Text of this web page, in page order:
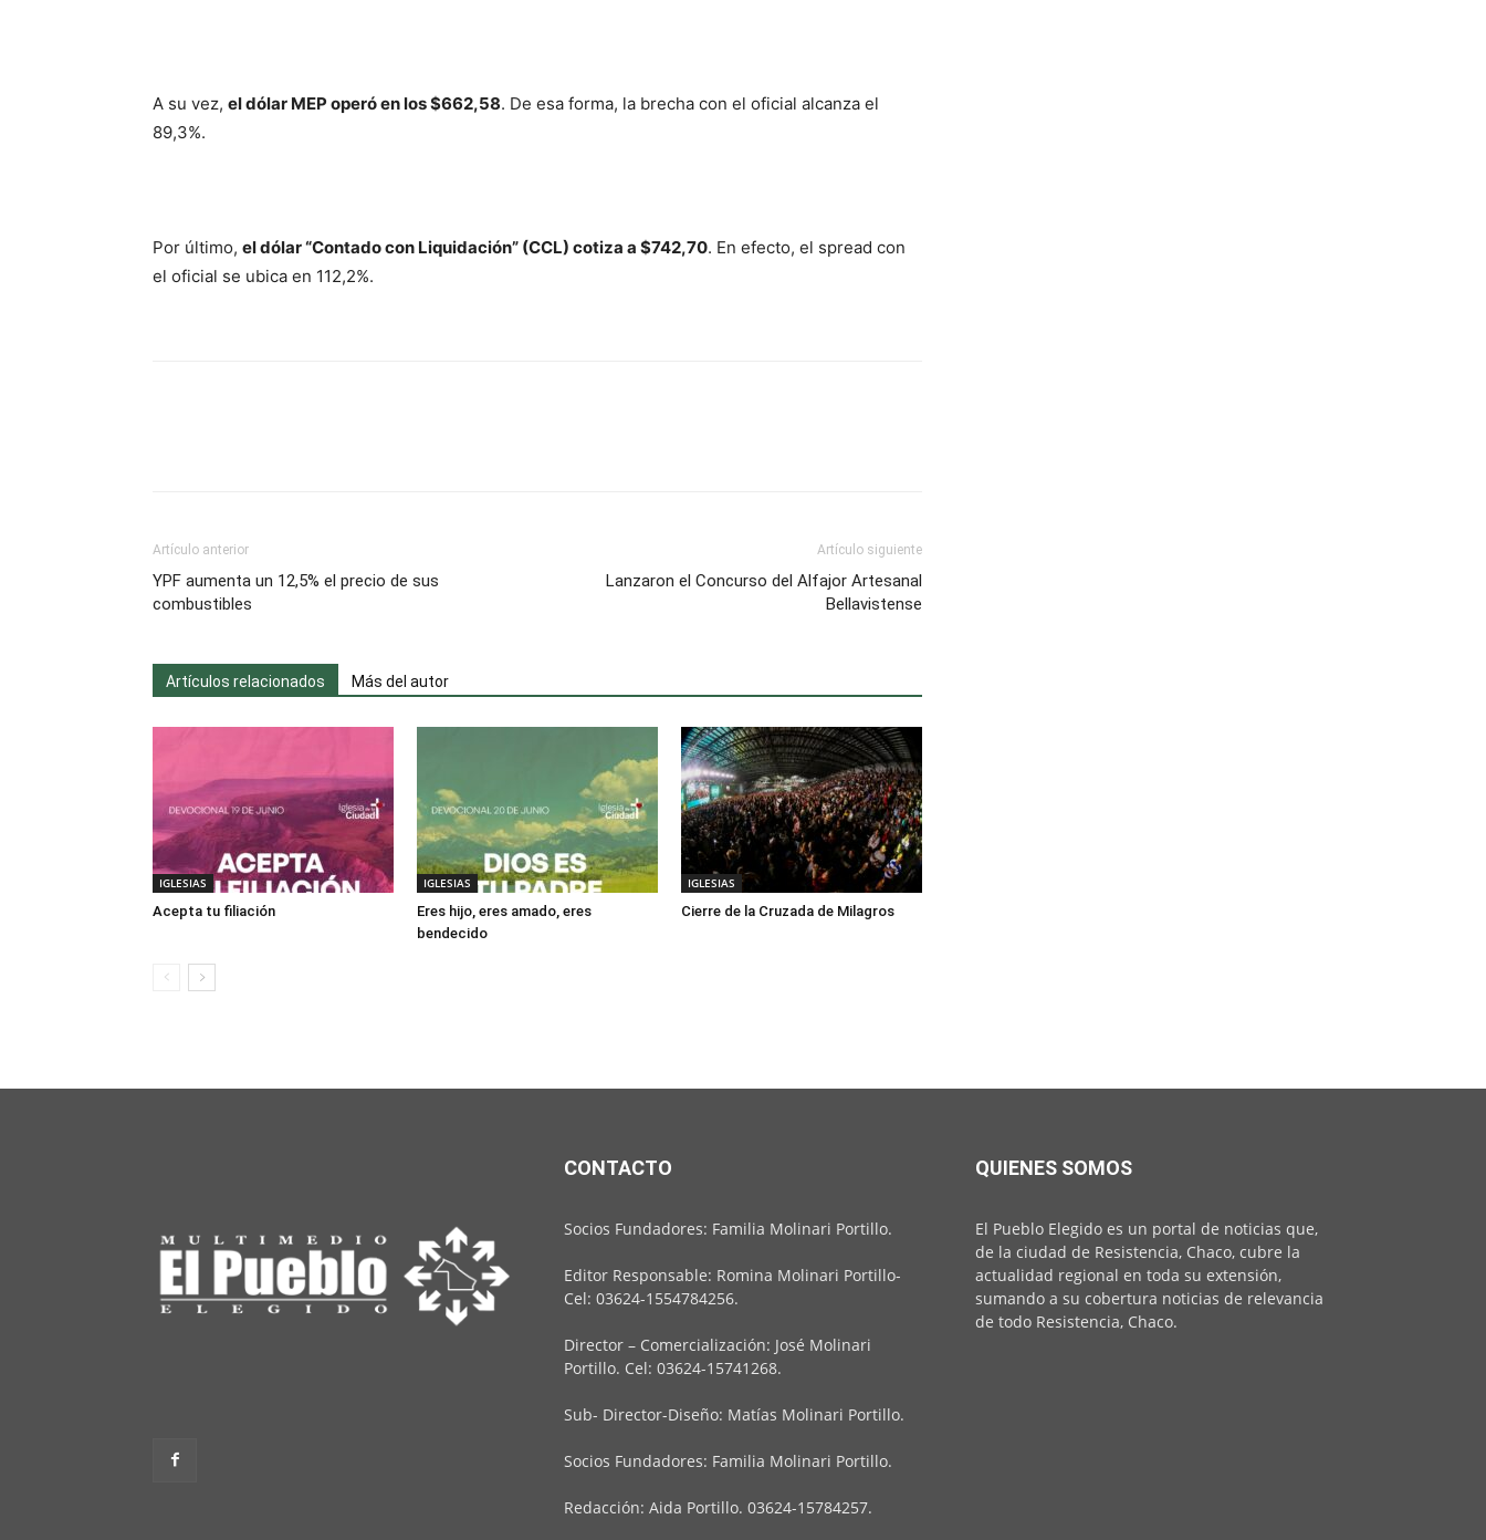
A su vez, el dólar MEP operó en los $662,58. De esa forma, la brecha con el oficial alcanza el
89,3%.
Por último, el dólar “Contado con Liquidación” (CCL) cotiza a $742,70. En efecto, el spread con
el oficial se ubica en 112,2%.
YPF aumenta un 12,5% el precio de sus
Lanzaron el Concurso del Alfajor Artesanal
Artículos relacionados Más del autor
Eres hijo, eres amado, eres
Editor Responsable: Romina Molinari Portillo-
Director – Comercialización: José Molinari
El Pueblo Elegido es un portal de noticias que,
de la ciudad de Resistencia, Chaco, cubre la
actualidad regional en toda su extensión,
sumando a su cobertura noticias de relevancia